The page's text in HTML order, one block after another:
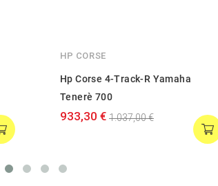
HP CORSE
Hp Corse 4-Track-R Yamaha
Tenerè 700
933,30 € 1.037,00 €